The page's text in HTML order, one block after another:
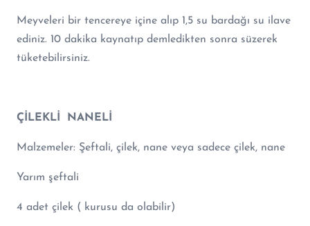
Meyveleri bir tencereye içine alıp 1,5 su bardağı su ilave
ediniz. 10 dakika kaynatıp demledikten sonra süzerek
tüketebilirsiniz.
ÇİLEKLİ NANELİ
Malzemeler: Şeftali, çilek, nane veya sadece çilek, nane
Yarım şeftali
4 adet çilek ( kurusu da olabilir)